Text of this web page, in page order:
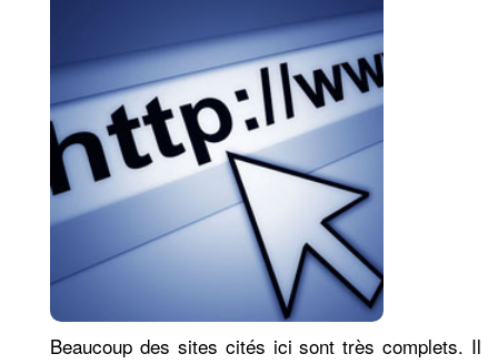
Beaucoup des sites cités ici sont très complets. Il